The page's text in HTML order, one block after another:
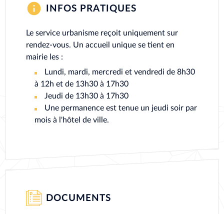
INFOS PRATIQUES
Le service urbanisme reçoit uniquement sur
rendez-vous. Un accueil unique se tient en
mairie les :
Lundi, mardi, mercredi et vendredi de 8h30
à 12h et de 13h30 à 17h30
Jeudi de 13h30 à 17h30
Une permanence est tenue un jeudi soir par
mois à l'hôtel de ville.
DOCUMENTS